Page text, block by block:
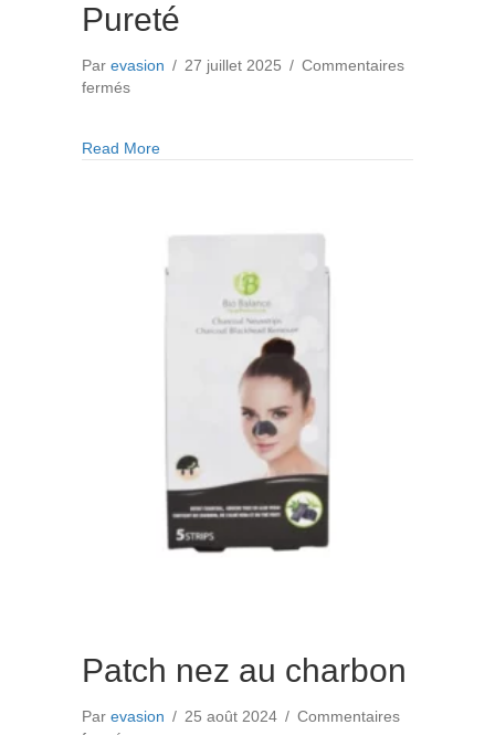
Pureté
Par evasion / 27 juillet 2025 / Commentaires
ferméssur
Ciblée
Read Moreabout SOS Action Ciblée Pureté
Patch nez au charbon
Par evasion / 25 août 2024 / Commentaires